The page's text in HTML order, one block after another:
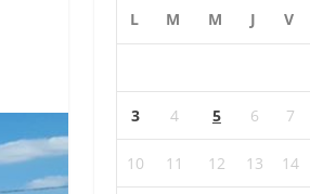
L M M J V
3 4 5 6 7
10 11 12 13 14